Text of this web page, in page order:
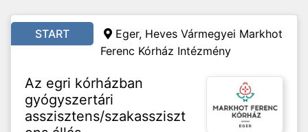
START
Eger, Heves Vármegyei Markhot
Ferenc Kórház Intézmény
Az egri kórházban
gyógyszertári
asszisztens/szakassziszt